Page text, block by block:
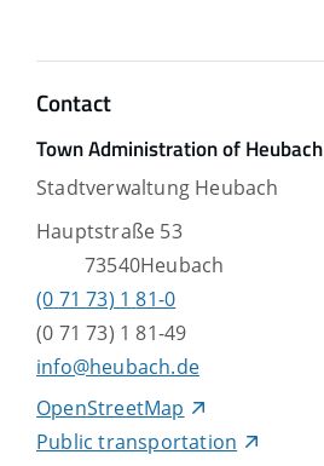
Contact
Town Administration of Heubach
Stadtverwaltung Heubach
Hauptstraße 53
73540Heubach
OpenStreetMap
Public transportation
info@heubach.de
(0 71 73) 1 81-0
(0 71 73) 1 81-49